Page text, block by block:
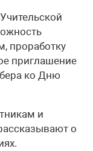
проработку
приглашение
ко Дню
и
о